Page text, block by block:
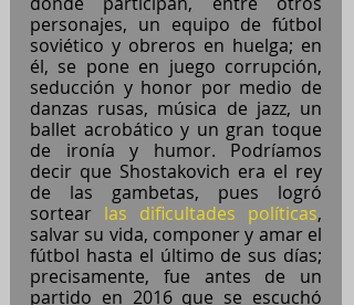
personajes, un equipo de fútbol
soviético y obreros en huelga; en
él, se pone en juego corrupción,
seducción y honor por medio de
danzas rusas, música de jazz, un
ballet acrobático y un gran toque
de ironía y humor. Podríamos
decir que Shostakovich era el rey
de las gambetas, pues logró
sortear las dificultades políticas,
salvar su vida, componer y amar el
fútbol hasta el último de sus días;
precisamente, fue antes de un
partido en 2016 que se escuchó